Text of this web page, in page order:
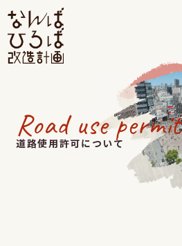
Road use permit
道路使用許可について